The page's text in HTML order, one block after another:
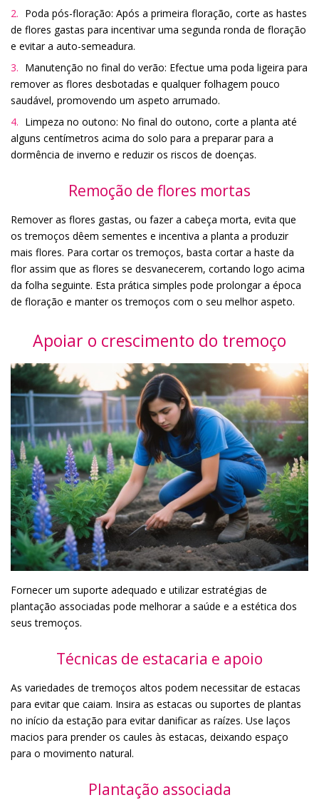
Poda pós-floração: Após a primeira floração, corte as hastes
de flores gastas para incentivar uma segunda ronda de floração
e evitar a auto-semeadura.
Manutenção no final do verão: Efectue uma poda ligeira para
remover as flores desbotadas e qualquer folhagem pouco
saudável, promovendo um aspeto arrumado.
Limpeza no outono: No final do outono, corte a planta até
alguns centímetros acima do solo para a preparar para a
dormência de inverno e reduzir os riscos de doenças.
Remoção de flores mortas
Remover as flores gastas, ou fazer a cabeça morta, evita que
os tremoços dêem sementes e incentiva a planta a produzir
mais flores. Para cortar os tremoços, basta cortar a haste da
flor assim que as flores se desvanecerem, cortando logo acima
da folha seguinte. Esta prática simples pode prolongar a época
de floração e manter os tremoços com o seu melhor aspeto.
Apoiar o crescimento do tremoço
Fornecer um suporte adequado e utilizar estratégias de
plantação associadas pode melhorar a saúde e a estética dos
seus tremoços.
Técnicas de estacaria e apoio
As variedades de tremoços altos podem necessitar de estacas
para evitar que caiam. Insira as estacas ou suportes de plantas
no início da estação para evitar danificar as raízes. Use laços
macios para prender os caules às estacas, deixando espaço
para o movimento natural.
Plantação associada